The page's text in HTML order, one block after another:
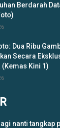
Berdarah
Dua Ribu
Secara
(Kemas Kini 1)
nanti tangkap